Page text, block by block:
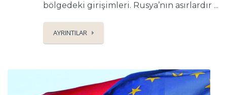
bölgedeki girişimleri. Rusya’nın asırlardır ...
AYRINTILAR